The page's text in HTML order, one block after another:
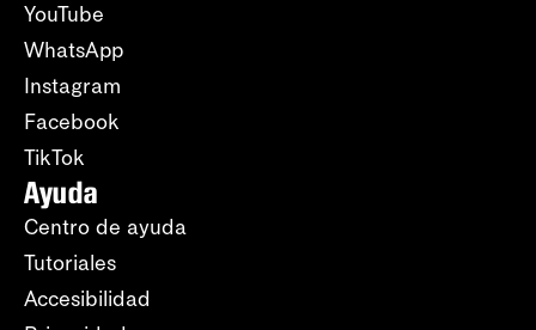
YouTube
WhatsApp
Instagram
Facebook
TikTok
Ayuda
Centro de ayuda
Tutoriales
Accesibilidad